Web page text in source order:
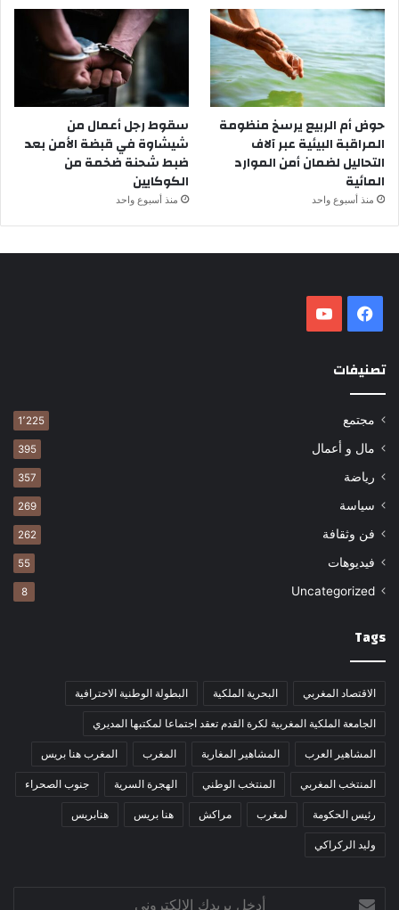
حوض أم الربيع يرسخ منظومة
المراقبة البيئية عبر آلاف
التحاليل لضمان أمن الموارد
المائية
منذ أسبوع واحد
سقوط رجل أعمال من
شيشاوة في قبضة الأمن بعد
ضبط شحنة ضخمة من
الكوكايين
منذ أسبوع واحد
فيسبوك
تصنيفات
مجتمع 1٬225
مال و أعمال 395
رياضة 357
سياسة 269
فن وثقافة 262
فيديوهات 55
Uncategorized
8
Tags
الاقتصاد المغربي البحرية الملكية البطولة الوطنية الاحترافية
الجامعة الملكية المغربية لكرة القدم تعقد اجتماعا لمكتبها المديري
المشاهير العرب المشاهير المغاربة المغرب المغرب هنا بريس
المنتخب المغربي المنتخب الوطني الهجرة السرية جنوب الصحراء
رئيس الحكومة لمغرب مراكش هنا بريس هنابريس
وليد الركراكي
أدخل